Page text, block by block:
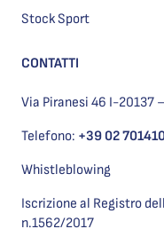
Stock Sport
CONTATTI
Via Piranesi 46 I-20137
Telefono: +39 02
Whistleblowing
Iscrizione al Registro
n.1562/2017